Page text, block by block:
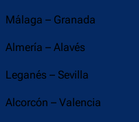
Málaga – Granada
Almería – Alavés
Leganés – Sevilla
Alcorcón – Valencia